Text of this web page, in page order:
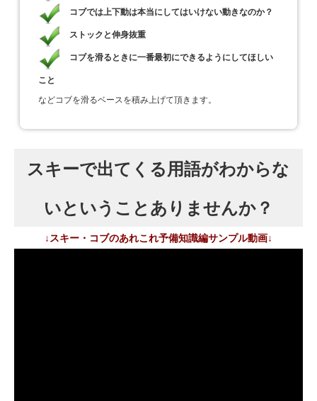
コブでは上下動は本当にしてはいけない動きなのか？
ストックと伸身抜重
コブを滑るときに一番最初にできるようにしてほしい
こと
などコブを滑るベースを積み上げて頂きます。
スキーで出てくる用語がわからな
いということありませんか？
↓スキー・コブのあれこれ予備知識編サンプル動画↓